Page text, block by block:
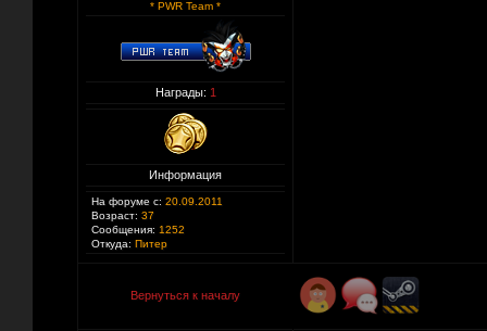
* PWR Team *
Награды: 1
Информация
На форуме с: 20.09.2011
Возраст: 37
Сообщения: 1252
Откуда: Питер
Вернуться к началу